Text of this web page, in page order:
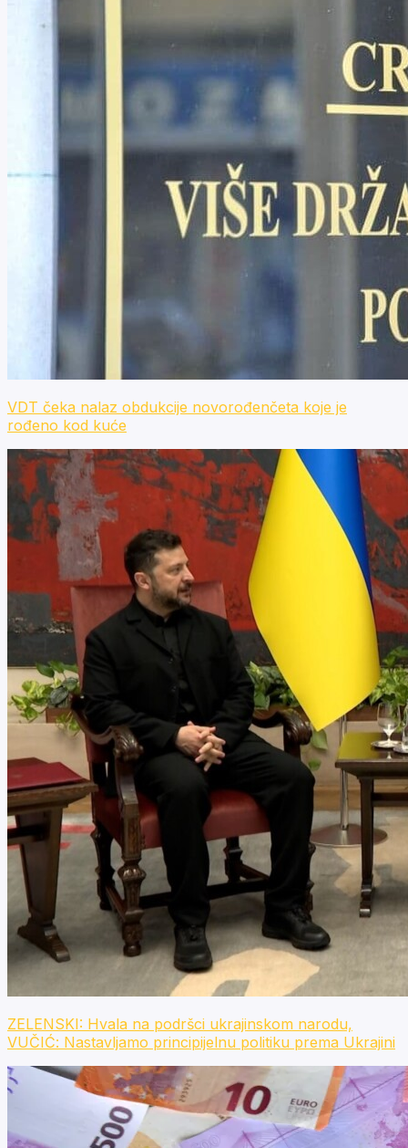
VDT čeka nalaz obdukcije novorođenčeta koje je
rođeno kod kuće
ZELENSKI: Hvala na podršci ukrajinskom narodu,
VUČIĆ: Nastavljamo principijelnu politiku prema Ukrajini